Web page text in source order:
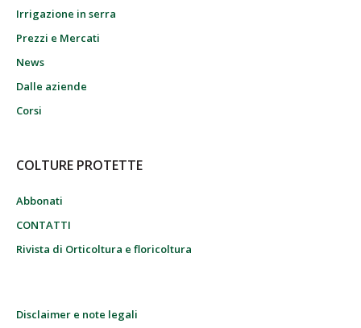
Irrigazione in serra
Prezzi e Mercati
News
Dalle aziende
Corsi
COLTURE PROTETTE
Abbonati
CONTATTI
Rivista di Orticoltura e floricoltura
Disclaimer e note legali